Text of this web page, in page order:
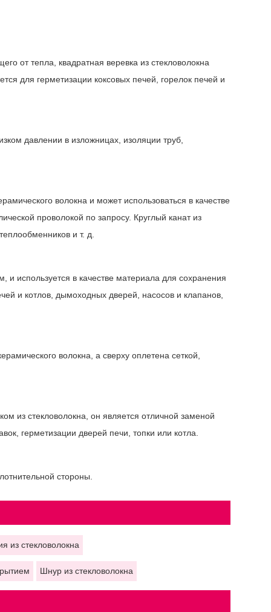
от тепла, квадратная веревка из стекловолокна
для герметизации коксовых печей, горелок печей и
давлении в изложницах, изоляции труб,
волокна и может использоваться в качестве
проволокой по запросу. Круглый канат из
и т. д.
и используется в качестве материала для сохранения
и котлов, дымоходных дверей, насосов и клапанов,
волокна, а сверху оплетена сеткой,
из стекловолокна, он является отличной заменой
герметизации дверей печи, топки или котла.
стороны.
из стекловолокна
Шнур из стекловолокна